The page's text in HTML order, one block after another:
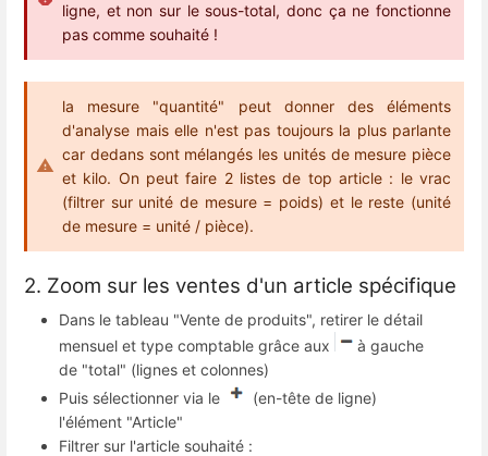
ligne, et non sur le sous-total, donc ça ne fonctionne
pas comme souhaité !
la mesure "quantité" peut donner des éléments
d'analyse mais elle n'est pas toujours la plus parlante
car dedans sont mélangés les unités de mesure pièce
et kilo. On peut faire 2 listes de top article : le vrac
(filtrer sur unité de mesure = poids) et le reste (unité
de mesure = unité / pièce).
2. Zoom sur les ventes d'un article spécifique
Dans le tableau "Vente de produits", retirer le détail
mensuel et type comptable grâce aux
à gauche
de "total" (lignes et colonnes)
Puis sélectionner via le
(en-tête de ligne)
l'élément "Article"
Filtrer sur l'article souhaité :